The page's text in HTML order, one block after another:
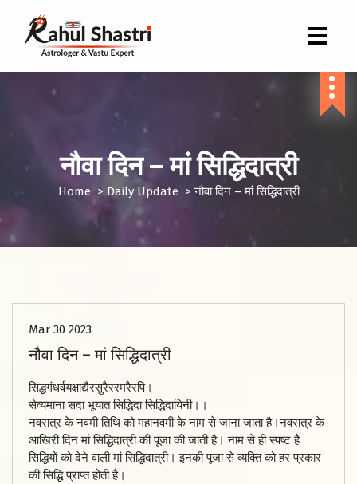
नौवा दिन – मां सिद्धिदात्री
Home > Daily Update>नौवा दिन – मां सिद्धिदात्री
Mar 30 2023
नौवा दिन – मां सिद्धिदात्री
सिद्धगंधर्वयक्षाद्यैरसुरैररमरैरपि।
सेव्यमाना सदा भूयात सिद्धिदा सिद्धिदायिनी।।
नवरात्र के नवमी तिथि को महानवमी के नाम से जाना जाता है।नवरात्र के
आखिरी दिन मां सिद्धिदात्री की पूजा की जाती है। नाम से ही स्पष्ट है
सिद्धियों को देने वाली मां सिद्धिदात्री। इनकी पूजा से व्यक्ति को हर प्रकार
की सिद्धि प्राप्त होती है।